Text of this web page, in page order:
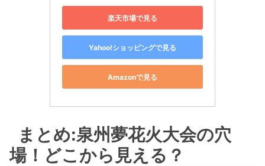
楽天市場で見る
Yahoo!ショッピングで見る
Amazonで見る
まとめ:泉州夢花火大会の穴
場！どこから見える？